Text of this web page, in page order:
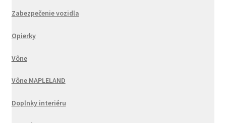
Zabezpečenie vozidla
Opierky
Vône
Vône MAPLELAND
Doplnky interiéru